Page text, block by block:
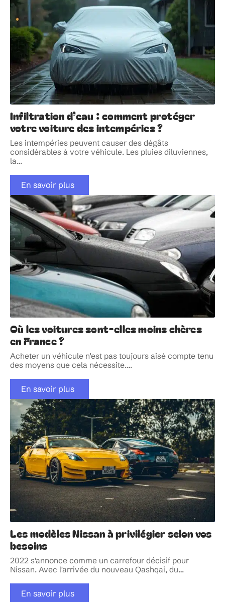
Infiltration d’eau : comment protéger
votre voiture des intempéries ?
Les intempéries peuvent causer des dégâts
considérables à votre véhicule. Les pluies diluviennes,
la…
En savoir plus
Où les voitures sont-elles moins chères
en France ?
Acheter un véhicule n’est pas toujours aisé compte tenu
des moyens que cela nécessite.…
En savoir plus
Les modèles Nissan à privilégier selon vos
besoins
2022 s'annonce comme un carrefour décisif pour
Nissan. Avec l'arrivée du nouveau Qashqai, du…
En savoir plus